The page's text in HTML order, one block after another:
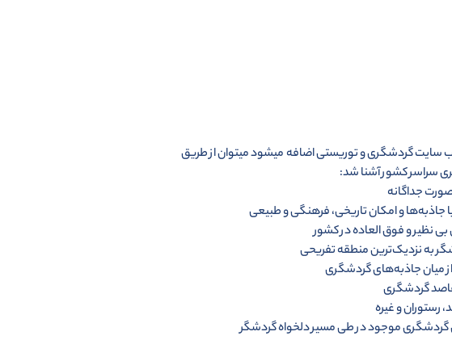
وب سایت گردشگری و توریستی اضافه میشود میتوان از طریق
سراسر کشور آشنا شد: